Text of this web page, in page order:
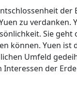
zu
Sie
können. Yuen
Umfeld
Interessen der